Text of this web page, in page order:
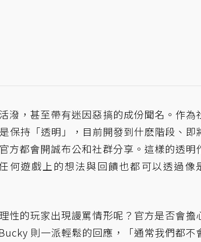
潑，甚至帶有迷因惡搞的成份聞名。作為
保持「透明」，目前開發到什麽階段、即
方都會開誠布公和社群分享。這樣的透明
何遊戲上的想法與回饋也都可以透過像
性的玩家出現謾罵情形呢？官方是否會擔
則一派輕鬆的回應，「通常我們都不